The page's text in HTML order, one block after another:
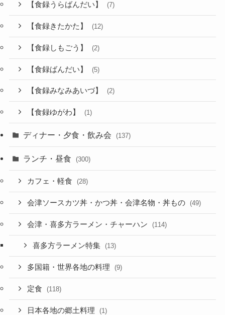
【食録うらばんだい】 (7)
【食録きたかた】 (12)
【食録しもごう】 (2)
【食録ばんだい】 (5)
【食録みなみあいづ】 (2)
【食録ゆがわ】 (1)
ディナー・夕食・飲み会 (137)
ランチ・昼食 (300)
カフェ・軽食 (28)
会津ソースカツ丼・かつ丼・会津名物・丼もの (49)
会津・喜多方ラーメン・チャーハン (114)
喜多方ラーメン特集 (13)
多国籍・世界各地の料理 (9)
定食 (118)
日本各地の郷土料理 (1)